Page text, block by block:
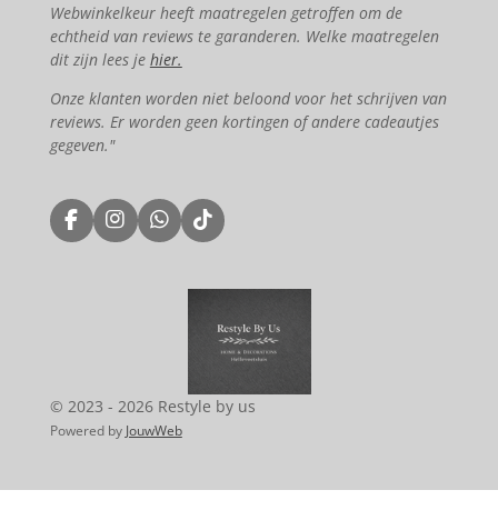
Webwinkelkeur heeft maatregelen getroffen om de
echtheid van reviews te garanderen. Welke maatregelen
dit zijn lees je hier.
Onze klanten worden niet beloond voor het schrijven van
reviews. Er worden geen kortingen of andere cadeautjes
gegeven."
F
a
I
n
W
h
T
i
T
© 2023 - 2026 Restyle by us
Powered by JouwWeb